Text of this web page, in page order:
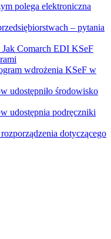
polega elektroniczna
– pytania
Comarch EDI KSeF
wdrożenia KSeF w
udostępniło środowisko
udostępnia podręczniki
dotyczącego